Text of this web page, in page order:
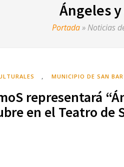
Ángeles
Portada» Noticias
, MUNICIPIO DE SAN
representará
en el Teatro de